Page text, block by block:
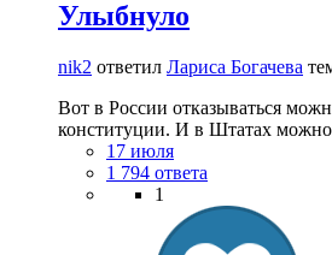
Улыбнуло
nik2 ответил Лариса Богачева
Вот в России отказываться
конституции. И в Штатах
17 июля
1 794 ответа
1